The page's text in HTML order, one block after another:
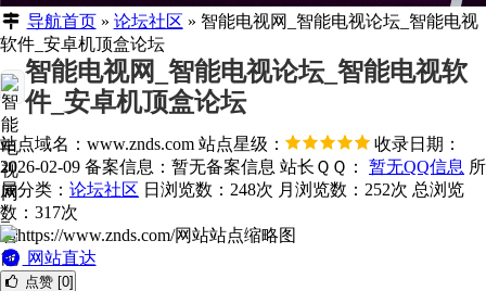
导航首页» 论坛社区 » 智能电视网_智能电视论坛_智能电视
软件_安卓机顶盒论坛
智能电视网_智能电视论坛_智能电视软
件_安卓机顶盒论坛
站点域名：www.znds.com 站点星级：
收录日期：
2026-02-09 备案信息： 暂无备案信息 站长ＱＱ： 暂无QQ信息 所
属分类： 论坛社区 日浏览数：248次 月浏览数：252次 总浏览
数：317次
网站直达
点赞 [0]